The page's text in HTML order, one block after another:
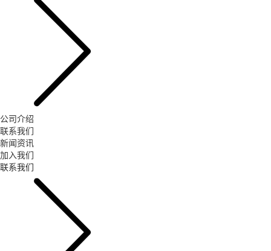
公司介绍
联系我们
新闻资讯
加入我们
联系我们